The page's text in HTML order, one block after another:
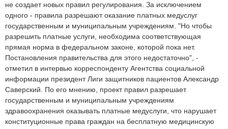
не создает новых правил регулирования. За исключением
одного - правила разрешают оказание платных медуслуг
государственным и муниципальным учреждениям. "Но чтобы
разрешить платные услуги, необходима соответствующая
прямая норма в федеральном законе, которой пока нет.
Постановления правительства для этого недостаточно", -
отметил в интервью корреспонденту Агентства социальной
информации президент Лиги защитников пациентов Александр
Саверский. По его мнению, проект правил разрешает
государственным и муниципальным учреждениям
здравоохранения оказывать платные медуслуги, что нарушает
конституционные права граждан на бесплатную медицинскую